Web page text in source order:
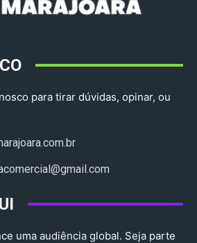
para tirar dúvidas, opinar, ou
uma audiência global. Seja parte